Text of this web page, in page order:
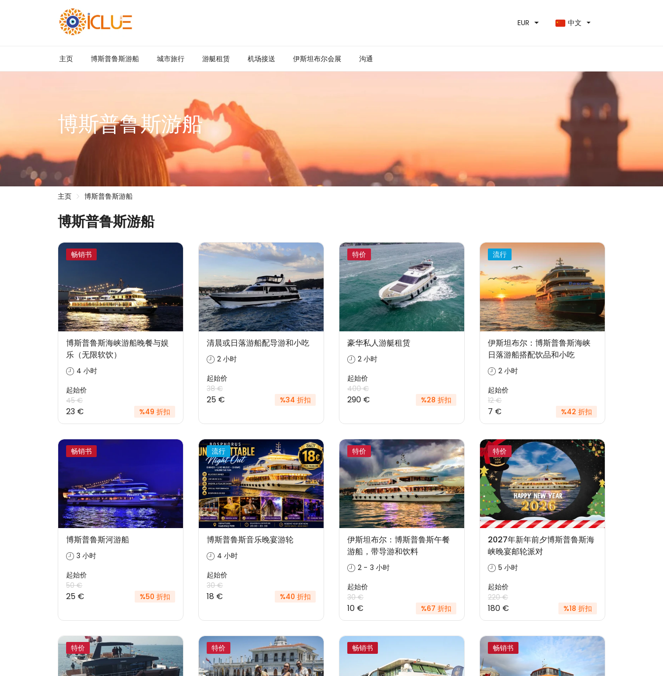
EUR 中文
主页 博斯普鲁斯游船 城市旅行 游艇租赁 机场接送 伊斯坦布尔会展 沟通
博斯普鲁斯游船
主页 博斯普鲁斯游船
博斯普鲁斯游船
畅销书
博斯普鲁斯海峡游船晚餐与娱
乐（无限软饮）
4 小时
起始价
45 €
23 € %49 折扣
清晨或日落游船配导游和小吃
2 小时
起始价
38 €
25 € %34 折扣
特价
豪华私人游艇租赁
2 小时
起始价
400 €
290 € %28 折扣
流行
伊斯坦布尔：博斯普鲁斯海峡
日落游船搭配饮品和小吃
2 小时
起始价
12 €
7 € %42 折扣
畅销书
博斯普鲁斯河游船
3 小时
起始价
50 €
25 € %50 折扣
流行
博斯普鲁斯音乐晚宴游轮
4 小时
起始价
30 €
18 € %40 折扣
特价
伊斯坦布尔：博斯普鲁斯午餐
游船，带导游和饮料
2 - 3 小时
起始价
30 €
10 € %67 折扣
特价
2027年新年前夕博斯普鲁斯海
峡晚宴邮轮派对
5 小时
起始价
220 €
180 € %18 折扣
特价 特价 畅销书 畅销书